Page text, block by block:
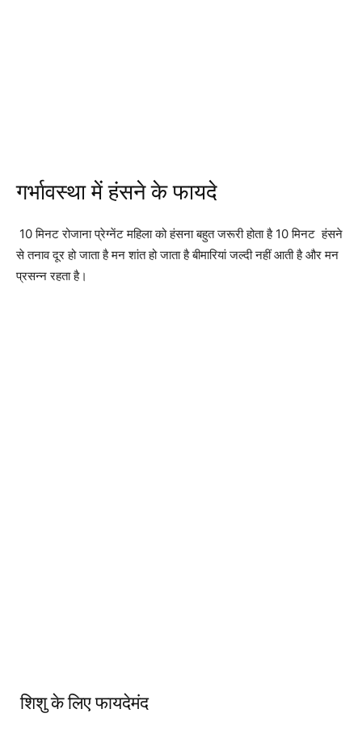
गर्भावस्था में हंसने के फायदे
10 मिनट रोजाना प्रेग्नेंट महिला को हंसना बहुत जरूरी होता है 10 मिनट हंसने
से तनाव दूर हो जाता है मन शांत हो जाता है बीमारियां जल्दी नहीं आती है और मन
प्रसन्न रहता है।
शिशु के लिए फायदेमंद